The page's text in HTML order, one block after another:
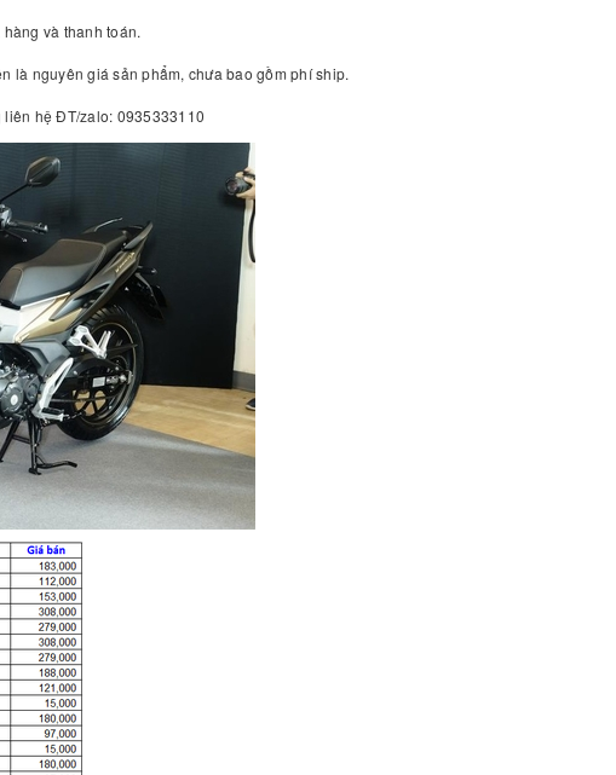
và thanh toán.
là nguyên giá sản phẩm, chưa bao gồm phí ship.
liên hệ ĐT/zalo: 0935333110